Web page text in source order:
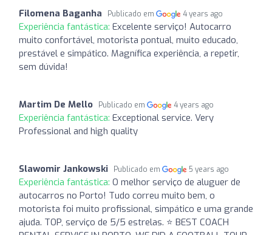
Filomena Baganha Publicado em 4 years ago
Experiência fantástica: Excelente serviço! Autocarro
muito confortável, motorista pontual, muito educado,
prestável e simpático. Magnífica experiência, a repetir,
sem dúvida!
Martim De Mello Publicado em 4 years ago
Experiência fantástica: Exceptional service. Very
Professional and high quality
Slawomir Jankowski Publicado em 5 years ago
Experiência fantástica: O melhor serviço de aluguer de
autocarros no Porto! Tudo correu muito bem, o
motorista foi muito profissional, simpático e uma grande
ajuda. TOP, serviço de 5/5 estrelas. ⭐ BEST COACH